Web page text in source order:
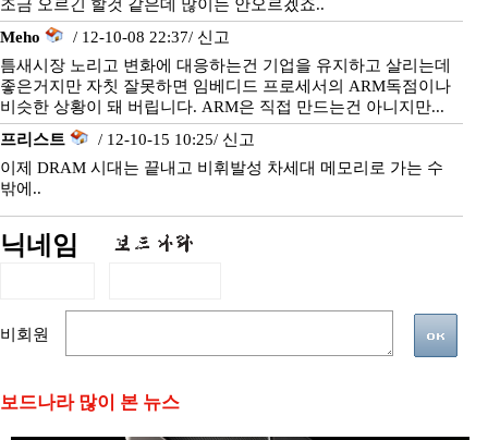
조금 오르긴 할것 같은데 많이는 안오르겠죠..
Meho
/ 12-10-08 22:37/ 신고
틈새시장 노리고 변화에 대응하는건 기업을 유지하고 살리는데
좋은거지만 자칫 잘못하면 임베디드 프로세서의 ARM독점이나
비슷한 상황이 돼 버립니다. ARM은 직접 만드는건 아니지만...
프리스트
/ 12-10-15 10:25/ 신고
이제 DRAM 시대는 끝내고 비휘발성 차세대 메모리로 가는 수
밖에..
닉네임
비회원
보드나라 많이 본 뉴스